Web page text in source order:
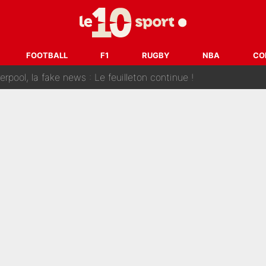
FOOTBALL F1 RUGBY NBA
et bientôt Fernando Alonso ? Le classement des pilotes les mieux
Barcola trop cher pour Liverpool
la fake news : Le feuilleton continue !